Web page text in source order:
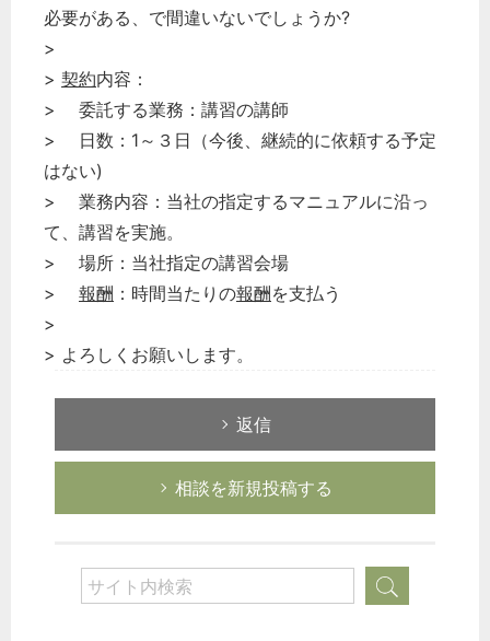
必要がある、で間違いないでしょうか?
>
> 契約内容：
> 委託する業務：講習の講師
> 日数：1～３日（今後、継続的に依頼する予定
はない)
> 業務内容：当社の指定するマニュアルに沿っ
て、講習を実施。
> 場所：当社指定の講習会場
> 報酬 ：時間当たりの報酬を支払う
>
> よろしくお願いします。
返信
相談を新規投稿する